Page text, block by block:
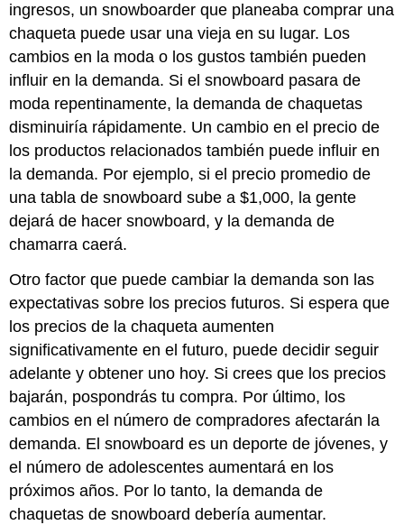
ingresos, un snowboarder que planeaba comprar una
chaqueta puede usar una vieja en su lugar. Los
cambios en la moda o los gustos también pueden
influir en la demanda. Si el snowboard pasara de
moda repentinamente, la demanda de chaquetas
disminuiría rápidamente. Un cambio en el precio de
los productos relacionados también puede influir en
la demanda. Por ejemplo, si el precio promedio de
una tabla de snowboard sube a $1,000, la gente
dejará de hacer snowboard, y la demanda de
chamarra caerá.
Otro factor que puede cambiar la demanda son las
expectativas sobre los precios futuros. Si espera que
los precios de la chaqueta aumenten
significativamente en el futuro, puede decidir seguir
adelante y obtener uno hoy. Si crees que los precios
bajarán, pospondrás tu compra. Por último, los
cambios en el número de compradores afectarán la
demanda. El snowboard es un deporte de jóvenes, y
el número de adolescentes aumentará en los
próximos años. Por lo tanto, la demanda de
chaquetas de snowboard debería aumentar.